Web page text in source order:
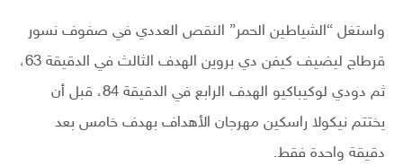
واستغل “الشياطين الحمر” النقص العددي في صفوف نسور
قرطاج ليضيف كيفن دي بروين الهدف الثالث في الدقيقة 63،
ثم دودي لوكيباكيو الهدف الرابع في الدقيقة 84، قبل أن
يختتم نيكولا راسكين مهرجان الأهداف بهدف خامس بعد
دقيقة واحدة فقط.